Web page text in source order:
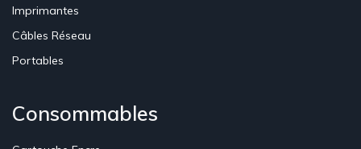
Imprimantes
Câbles Réseau
Portables
Consommables